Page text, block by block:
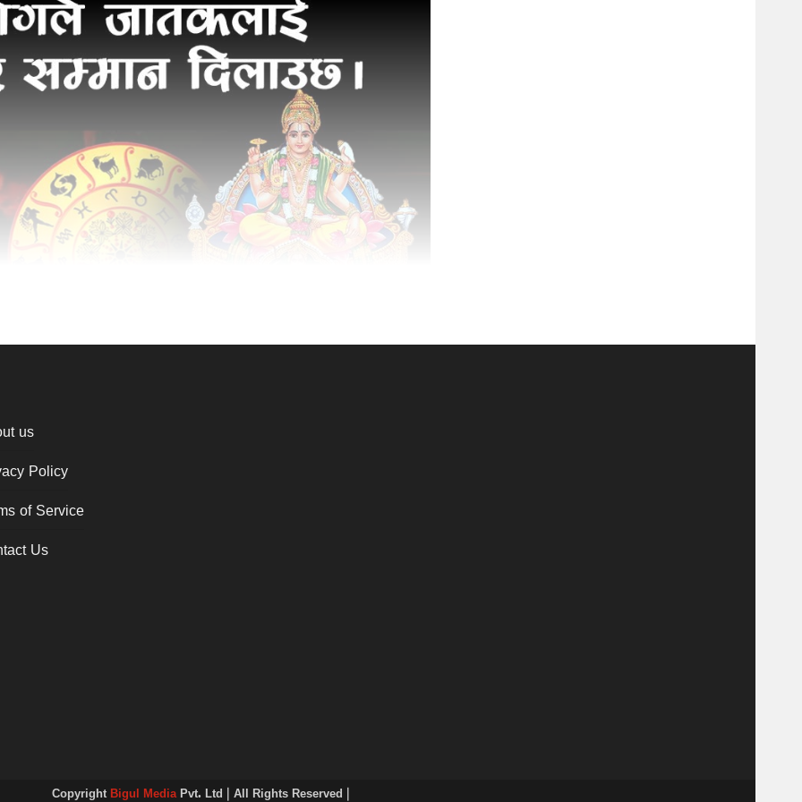
us
Policy
of Service
Us
Copyright Bigul MediaPvt. Ltd | All Rights Reserved |